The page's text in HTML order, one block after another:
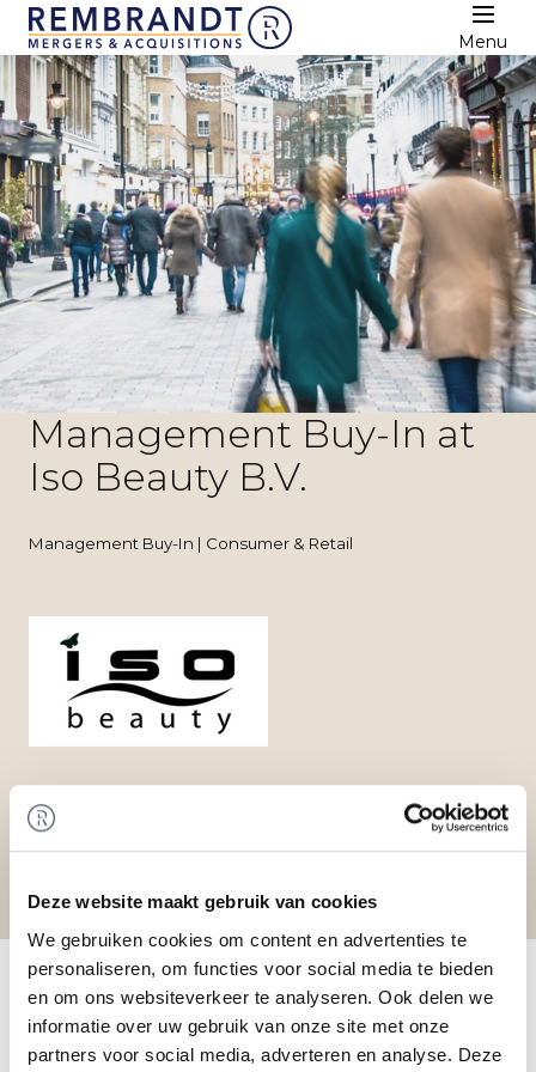
Deze website maakt gebruik van cookies
We gebruiken cookies om content en advertenties te
personaliseren, om functies voor social media te bieden
en om ons websiteverkeer te analyseren. Ook delen we
informatie over uw gebruik van onze site met onze
partners voor social media, adverteren en analyse. Deze
Menu
Management Buy-In at
Iso Beauty B.V.
Management Buy-In | Consumer & Retail
Home/Transactions/ Management Buy-In at Iso
Beauty B.V.
Transaction
Roelof Fokkema acquired a majority share in Iso